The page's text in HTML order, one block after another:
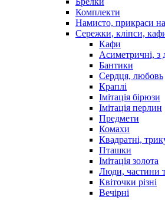
Комплекти
Намисто, прикраси
Сережки, кліпси,
Кафи
Асиметричні, з
Бантики
Сердця, любовь
Краплі
Імітація бірюзи
Імітація перлин
Предмети
Комахи
Квадратні,
Пташки
Імітація золота
Люди, частини
Квіточки різні
Вечірні